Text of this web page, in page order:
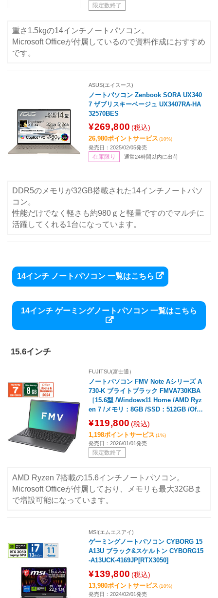
限定数終了
重さ1.5kgの14インチノートパソコン。
Microsoft Officeが付属しているので資料作成におすすめ
です。
ASUS(エイスース)
ノートパソコン Zenbook SORA UX340
7 ザブリスキーベージュ UX3407RA-HA
32570BES
¥269,800 (税込)
26,980ポイントサービス (10%)
発売日：2025/02/05発売
在庫限り 通常24時間以内に出荷
DDR5のメモリが32GB搭載された14インチノートパソ
コン。
性能だけでなく軽さも約980ｇと軽量ですのでマルチに
活躍してくれる1台になっています。
14インチ ノートパソコン 一覧はこちら
14インチ ゲーミングノートパソコン 一覧はこちら
15.6インチ
FUJITSU(富士通）
ノートパソコン FMV Note Aシリーズ A
730-K ブライトブラック FMVA730KBA
［15.6型 /Windows11 Home /AMD Ryz
en 7 /メモリ：8GB /SSD：512GB /Offic
e Home and Business /日本語版キーボ
ード /2026年1月モデル］
¥119,800 (税込)
1,198ポイントサービス (1%)
発売日：2026/01/01発売
限定数終了
AMD Ryzen 7搭載の15.6インチノートパソコン。
Microsoft Officeが付属しており、メモリも最大32GBま
で増設可能になっています。
MSI(エムエスアイ)
ゲーミングノートパソコン CYBORG 15
A13U ブラック&スケルトン CYBORG15
-A13UCK-4169JP[RTX3050]
¥139,800 (税込)
13,980ポイントサービス (10%)
発売日：2024/02/01発売